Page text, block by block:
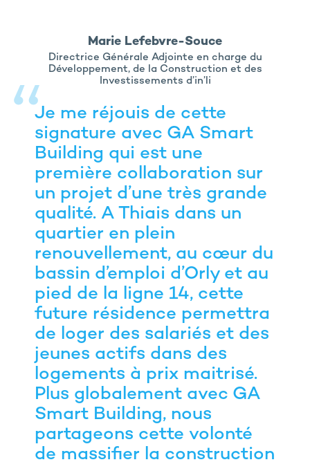
Marie Lefebvre-Souce
Directrice Générale Adjointe en charge du
Développement, de la Construction et des
Investissements d’in’li
Je me réjouis de cette
signature avec GA Smart
Building qui est une
première collaboration sur
un projet d’une très grande
qualité. A Thiais dans un
quartier en plein
renouvellement, au cœur du
bassin d’emploi d’Orly et au
pied de la ligne 14, cette
future résidence permettra
de loger des salariés et des
jeunes actifs dans des
logements à prix maitrisé.
Plus globalement avec GA
Smart Building, nous
partageons cette volonté
de massifier la construction